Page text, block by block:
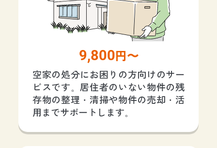
9,800 円〜
空家の処分にお困りの方向けのサー
ビスです。居住者のいない物件の残
存物の整理・清掃や物件の売却・活
用までサポートします。